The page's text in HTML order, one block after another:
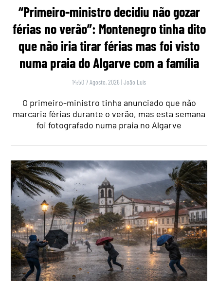
“Primeiro-ministro decidiu não gozar
férias no verão”: Montenegro tinha dito
que não iria tirar férias mas foi visto
numa praia do Algarve com a família
14:50 7 Agosto, 2026 |João Luís
O primeiro-ministro tinha anunciado que não
marcaria férias durante o verão, mas esta semana
foi fotografado numa praia no Algarve